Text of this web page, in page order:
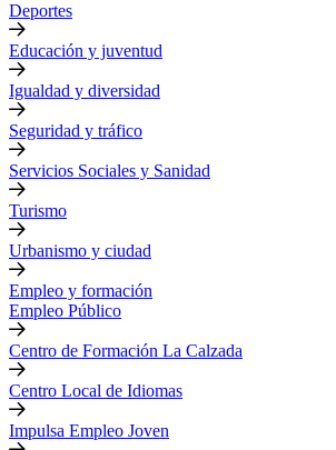
Deportes
Educación y juventud
Igualdad y diversidad
Seguridad y tráfico
Servicios Sociales y Sanidad
Turismo
Urbanismo y ciudad
Empleo y formación
Empleo Público
Centro de Formación La Calzada
Centro Local de Idiomas
Impulsa Empleo Joven